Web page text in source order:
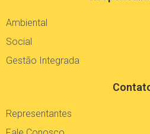
Ambiental
Social
Gestão Integrada
Representantes